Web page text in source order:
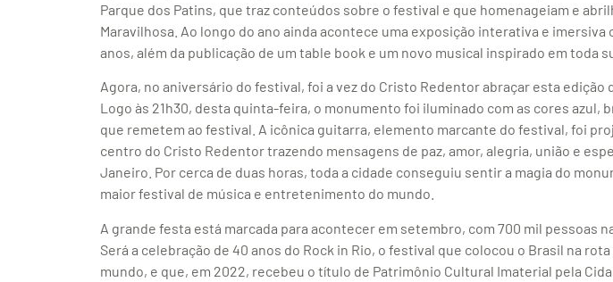
Parque dos Patins, que traz conteúdos sobre o festival e que homenageiam e
Maravilhosa. Ao longo do ano ainda acontece uma exposição interativa e imersiva
anos, além da publicação de um table book e um novo musical inspirado em toda
Agora, no aniversário do festival, foi a vez do Cristo Redentor abraçar esta edição
Logo às 21h30, desta quinta-feira, o monumento foi iluminado com as cores azul,
que remetem ao festival. A icônica guitarra, elemento marcante do festival, foi
centro do Cristo Redentor trazendo mensagens de paz, amor, alegria, união e
Janeiro. Por cerca de duas horas, toda a cidade conseguiu sentir a magia do
maior festival de música e entretenimento do mundo.
A grande festa está marcada para acontecer em setembro, com 700 mil pessoas
Será a celebração de 40 anos do Rock in Rio, o festival que colocou o Brasil na
mundo, e que, em 2022, recebeu o título de Patrimônio Cultural Imaterial pela